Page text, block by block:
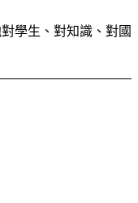
學生、對知識、對國